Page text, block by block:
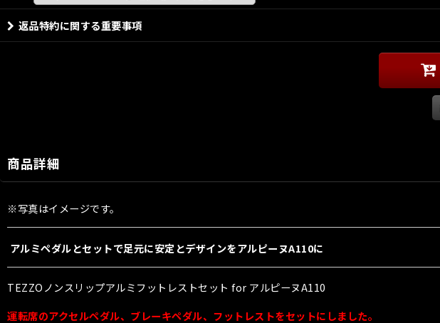
返品特約に関する重要事項
商品詳細
※写真はイメージです。
アルミペダルとセットで足元に安定とデザインをアルピーヌA110に
TEZZOノンスリップアルミフットレストセット for アルピーヌA110
運転席のアクセルペダル、ブレーキペダル、フットレストをセットにしました。